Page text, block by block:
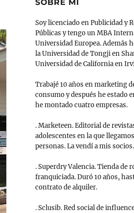
SOBRE MI
Soy licenciado en Publicidad y
Públicas y tengo un MBA
Universidad Europea. Además
la Universidad de Tongji en
Universidad de California en
Trabajé 10 años en marketing
consumo y después he estado
he montado cuatro empresas.
. Marketeen. Editorial de
adolescentes en la que
personas. La vendí a mis socios.
. Superdry Valencia. Tienda de
franquiciada. Duró 10 años,
contrato de alquiler.
. Sclusib. Red social de